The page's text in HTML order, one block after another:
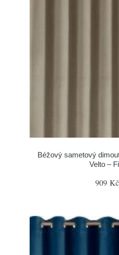
Béžový sametový
Velto –
909 Kč